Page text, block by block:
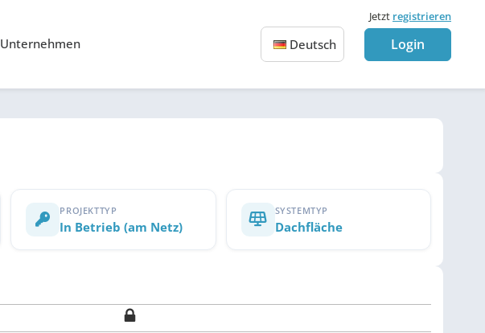
Unternehmen Deutsch
Jetzt registrieren
Login
PROJEKTTYP
In Betrieb (am Netz)
SYSTEMTYP
Dachfläche